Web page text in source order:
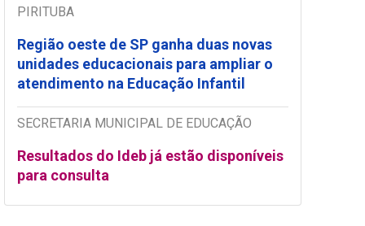
PIRITUBA
Região oeste de SP ganha duas novas
unidades educacionais para ampliar o
atendimento na Educação Infantil
SECRETARIA MUNICIPAL DE EDUCAÇÃO
Resultados do Ideb já estão disponíveis
para consulta